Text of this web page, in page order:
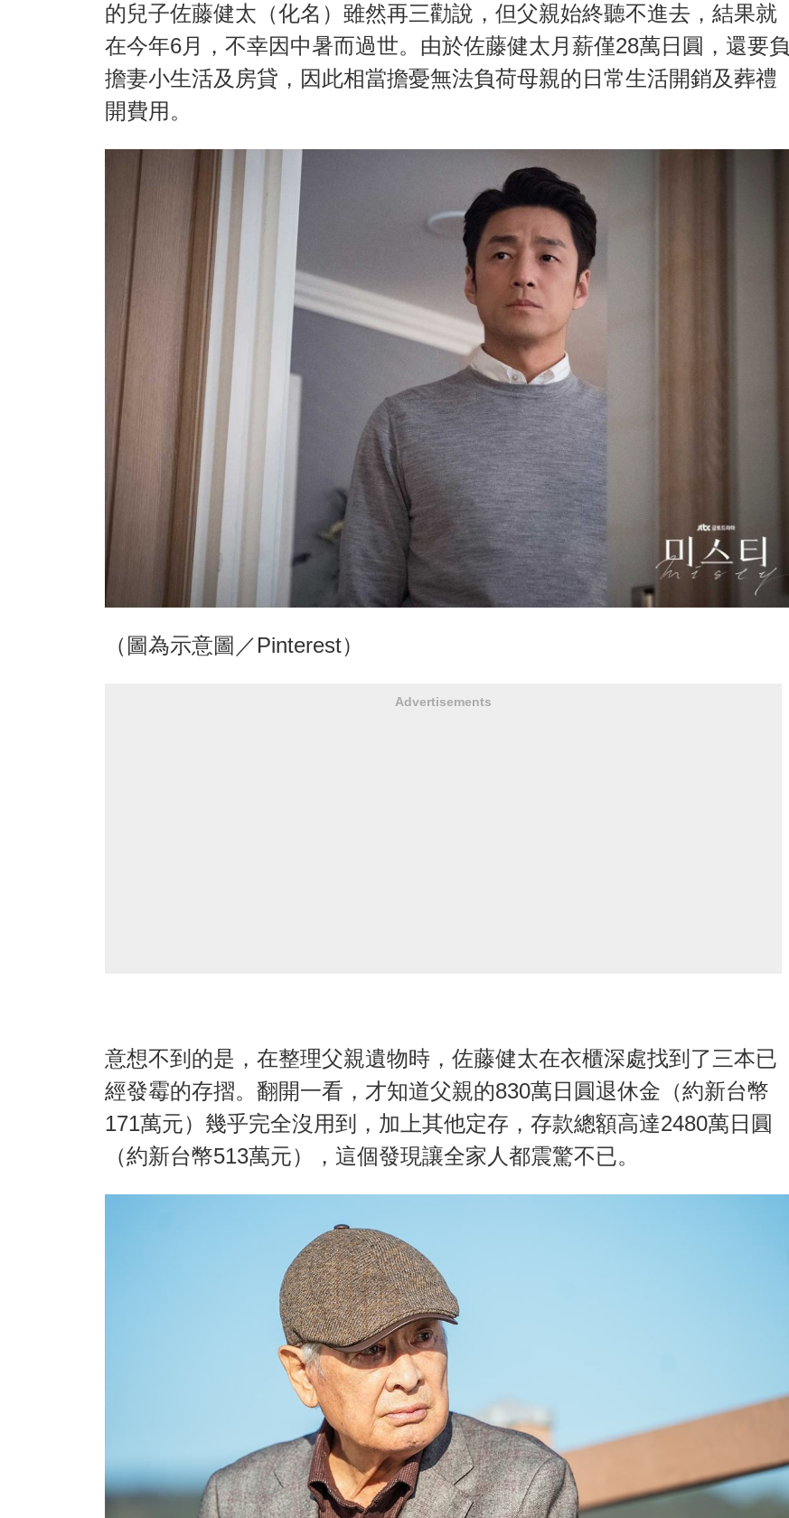
的兒子佐藤健太（化名）雖然再三勸說，但父親始終聽不進去，結果就
在今年6月，不幸因中暑而過世。由於佐藤健太月薪僅28萬日圓，還要負
擔妻小生活及房貸，因此相當擔憂無法負荷母親的日常生活開銷及葬禮
開費用。
（圖為示意圖／Pinterest）
Advertisements
意想不到的是，在整理父親遺物時，佐藤健太在衣櫃深處找到了三本已
經發霉的存摺。翻開一看，才知道父親的830萬日圓退休金（約新台幣
171萬元）幾乎完全沒用到，加上其他定存，存款總額高達2480萬日圓
（約新台幣513萬元），這個發現讓全家人都震驚不已。